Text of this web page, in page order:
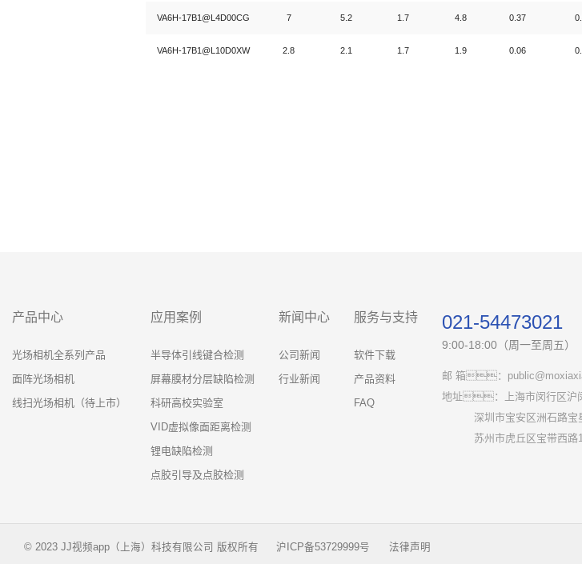
VA6H-17B1@L4D00CG 7 5.2 1.7 4.8 0.37
VA6H-17B1@L10D0XW 2.8 2.1 1.7 1.9 0.06
产品中心
光场相机全系列产品
面阵光场相机
线扫光场相机（待上市）
应用案例
半导体引线键合检测
屏幕膜材分层缺陷检测
科研高校实验室
VID虚拟像面距离检测
锂电缺陷检测
点胶引导及点胶检测
新闻中心
公司新闻
行业新闻
服务与支持
软件下载
产品资料
FAQ
021-54473021
9:00-18:00（周一至周五）
邮 箱：
地址：上海市闵行区沪闵
深圳市宝安区洲石路宝星
苏州市虎丘区宝带西路
© 2023 JJ视频app（上海）科技有限公司 版权所有 沪ICP备53729999号 法律声明